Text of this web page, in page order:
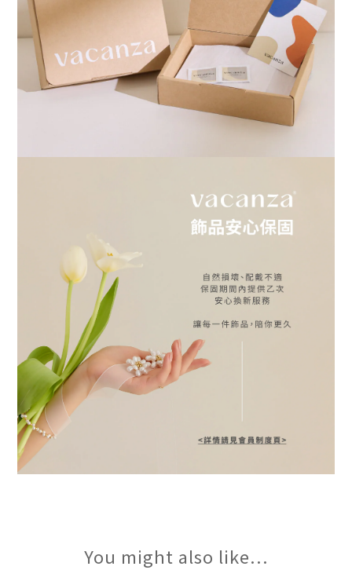
You might also like...